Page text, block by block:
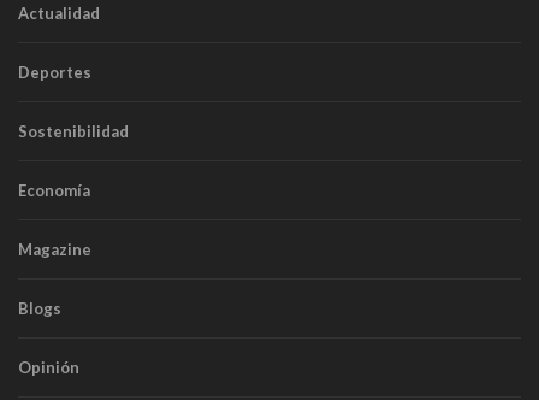
Actualidad
Deportes
Sostenibilidad
Economía
Magazine
Blogs
Opinión